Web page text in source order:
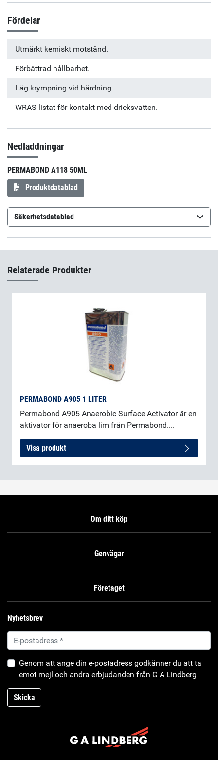
Fördelar
Utmärkt kemiskt motstånd.
Förbättrad hållbarhet.
Låg krympning vid härdning.
WRAS listat för kontakt med dricksvatten.
Nedladdningar
PERMABOND A118 50ML
Produktdatablad
Säkerhetsdatablad
Permabond A118 (sv-SE)
Relaterade Produkter
PERMABOND A905 1 LITER
Permabond A905 Anaerobic Surface Activator är en
aktivator för anaeroba lim från Permabond....
Visa produkt
Om ditt köp
Genvägar
Företaget
Nyhetsbrev
Genom att ange din e-postadress godkänner du att ta
emot mejl och andra erbjudanden från G A Lindberg
Skicka